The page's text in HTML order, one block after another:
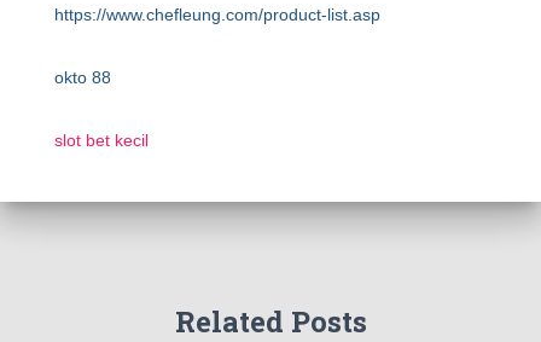
https://www.chefleung.com/product-list.asp
okto 88
slot bet kecil
Related Posts